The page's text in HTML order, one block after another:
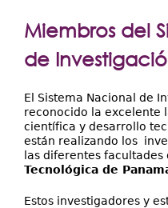
Miembros del
de
El Sistema Nacional de
reconocido la excelente
científica y desarrollo
están realizando los
las diferentes facultades
Tecnológica de
Estos investigadores y